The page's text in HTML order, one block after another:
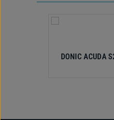
Ignorer la galerie de
DONIC ACUDA